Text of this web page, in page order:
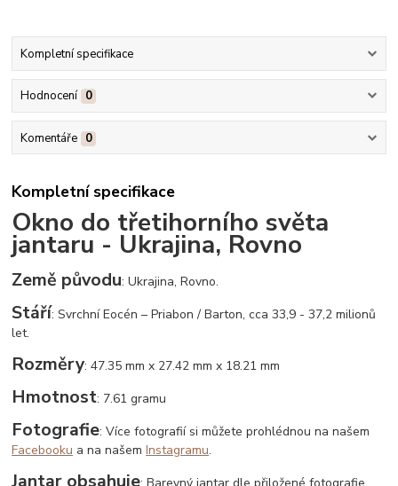
Kompletní specifikace
Hodnocení 0
Komentáře 0
Kompletní specifikace
Okno do třetihorního světa
jantaru - Ukrajina, Rovno
Země původu: Ukrajina, Rovno.
Stáří: Svrchní Eocén – Priabon / Barton, cca 33,9 - 37,2 milionů
let.
Rozměry: 47.35 mm x 27.42 mm x 18.21 mm
Hmotnost: 7.61 gramu
Fotografie: Více fotografií si můžete prohlédnou na našem
Facebooku a na našemInstagramu.